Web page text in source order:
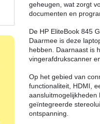
geheugen, wat zorgt
documenten en
De HP EliteBook 845
Daarmee is deze
hebben. Daarnaast is
vingerafdrukscanner
Op het gebied van
functionaliteit, HDMI,
geïntegreerde
ontspanning.